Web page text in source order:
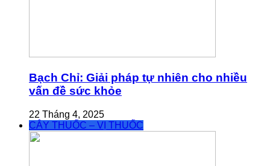
Bạch Chỉ: Giải pháp tự nhiên cho nhiều
vấn đề sức khỏe
22 Tháng 4, 2025
CÂY THUỐC – VỊ THUỐC